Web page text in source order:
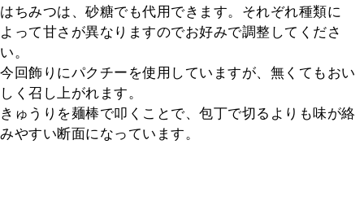
はちみつは、砂糖でも代用できます。それぞれ種類に
よって甘さが異なりますのでお好みで調整してくださ
い。
今回飾りにパクチーを使用していますが、無くてもおい
しく召し上がれます。
きゅうりを麺棒で叩くことで、包丁で切るよりも味が絡
みやすい断面になっています。